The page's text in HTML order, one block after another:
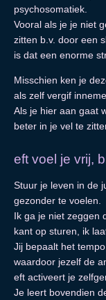
psychosomatiek.
Vooral als je je niet
zitten b.v. door een
is dat een enorme
Misschien ken je
als zelf vergif
Als je hier aan gaat
beter in je vel te
eft voel je vrij,
Stuur je leven in de
gezonder te voelen.
Ik ga je niet zeggen
kant op sturen, ik
Jij bepaalt het
waardoor jezelf de
eft activeert je
Je leert bovendien